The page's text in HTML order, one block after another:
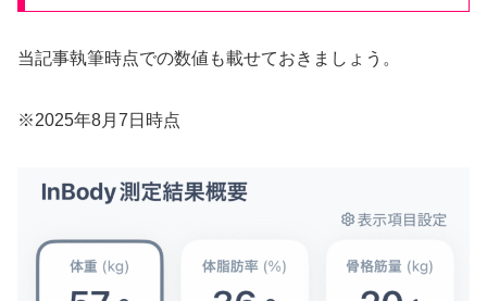
当記事執筆時点での数値も載せておきましょう。
※2025年8月7日時点